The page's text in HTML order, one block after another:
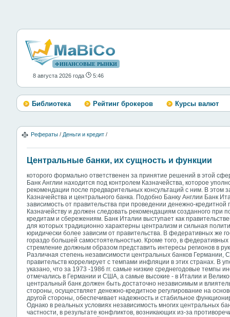
ФИНАНСОВЫЕ РЫНКИ
8 августа 2026 года 5:46
Библиотека Рейтинг брокеров Курсы валют
Рефераты / Деньги и кредит /
Центральные банки, их сущность и функции
которого формально ответственен за принятие решений в этой
Банк Англии находится под контролем Казначейства, которое
рекомендации после предварительных консультаций с ним. В этом
Казначейства и центрального банка. Подобно Банку Англии Банк
зависимость от правительства при проведении денежно-
Казначейству и должен следовать рекомендациям созданного при
кредитам и сбережениям. Банк Италии выступает как
для которых традиционно характерны централизм и сильная
юридически более зависим от правительства. В федеративных же
гораздо большей самостоятельностью. Кроме того, в федеративных
стремление должным образом представить интересы регионов в
Различная степень независимости центральных банков
правительств коррелирует с темпами инфляции в этих странах. В
указано, что за 1973 -1986 гг. самые низкие среднегодовые темпы
отмечались в Германии и США, а самые высокие - в Италии и
центральный банк должен быть достаточно независимым и
стороны, осуществляет денежно-кредитное регулирование на
другой стороны, обеспечивает надежность и стабильное
Однако в реальных условиях независимость многих центральных
частности, в результате конфликтов, возникающих из-за